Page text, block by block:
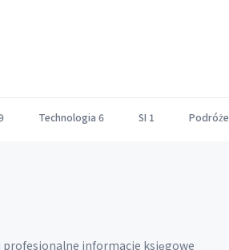
Technologia 6 SI 1 Podróże
informacje księgowe